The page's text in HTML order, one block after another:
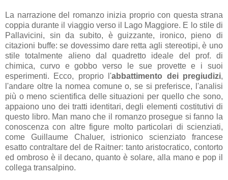
La narrazione del romanzo inizia proprio con questa strana
coppia durante il viaggio verso il Lago Maggiore. E lo stile di
Pallavicini, sin da subito, è guizzante, ironico, pieno di
citazioni buffe: se dovessimo dare retta agli stereotipi, è uno
stile totalmente alieno dal quadretto ideale del prof. di
chimica, curvo e gobbo verso le sue provette e i suoi
esperimenti. Ecco, proprio l'abbattimento dei pregiudizi,
l'andare oltre la nomea comune o, se si preferisce, l'analisi
più o meno scientifica delle situazioni per quello che sono,
appaiono uno dei tratti identitari, degli elementi costitutivi di
questo libro. Man mano che il romanzo prosegue si fanno la
conoscenza con altre figure molto particolari di scienziati,
come Guillaume Chaluer, istrionico scienziato francese
esatto contraltare del de Raitner: tanto aristocratico, contorto
ed ombroso è il decano, quanto è solare, alla mano e pop il
collega transalpino.